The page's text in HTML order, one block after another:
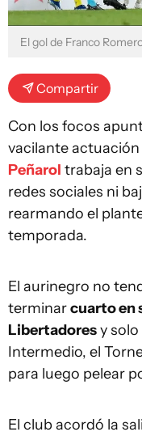
El gol de Franco
Compartir
Con los focos
vacilante
Peñarol trabaja en
redes sociales ni
rearmando el
temporada.
El aurinegro no
terminarcuarto en
Libertadoresy
Intermedio, el
para luego pelear
El club acordó la